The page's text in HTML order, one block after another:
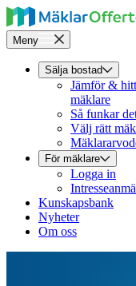
Meny
Sälja bostad
Jämför &
mäklare
Så funkar
Välj rätt
För mäklare
Logga in
Kunskapsbank
Nyheter
Om oss